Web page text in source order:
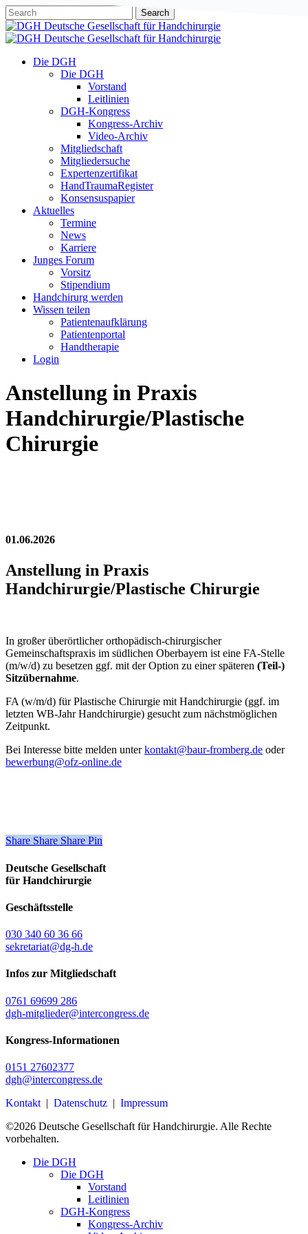
Skip
to
main
Search
Close
Search
Menu
Die DGH
Die DGH
Vorstand
Leitlinien
DGH-Kongress
Kongress-Archiv
Video-Archiv
Mitgliedschaft
Mitgliedersuche
Expertenzertifikat
HandTraumaRegister
Konsensuspapier
Aktuelles
Termine
News
Karriere
Junges Forum
Vorsitz
Stipendium
Handchirurg werden
Wissen teilen
Patientenaufklärung
Patientenportal
Handtherapie
Login
Anstellung in Praxis
Handchirurgie/Plastische
Chirurgie
01.06.2026
Anstellung in Praxis
Handchirurgie/Plastische Chirurgie
In großer überörtlicher orthopädisch-chirurgischer
Gemeinschaftspraxis im südlichen Oberbayern ist eine FA-Stelle
(m/w/d) zu besetzen ggf. mit der Option zu einer späteren (Teil-)
Sitzübernahme.
FA (w/m/d) für Plastische Chirurgie mit Handchirurgie (ggf. im
letzten WB-Jahr Handchirurgie) gesucht zum nächstmöglichen
Zeitpunkt.
Bei Interesse bitte melden unterkontakt@baur-fromberg.de oder
bewerbung@ofz-online.de
Share
Share Share Share Pin
Deutsche Gesellschaft
für Handchirurgie
Geschäftsstelle
030 340 60 36 66
sekretariat@dg-h.de
Infos zur Mitgliedschaft
0761 69699 286
dgh-mitglieder@intercongress.de
Kongress-Informationen
0151 27602377
dgh@intercongress.de
Kontakt | Datenschutz | Impressum
©2026 Deutsche Gesellschaft für Handchirurgie. Alle Rechte
vorbehalten.
Close
Die DGH
Die DGH
Vorstand
Leitlinien
DGH-Kongress
Kongress-Archiv